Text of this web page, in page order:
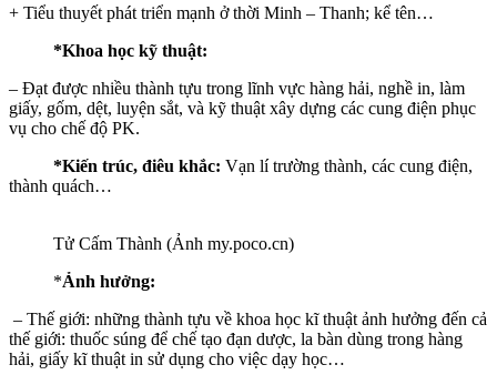
+ Tiểu thuyết phát triển mạnh ở thời Minh – Thanh; kể tên…
*Khoa học kỹ thuật:
– Đạt được nhiều thành tựu trong lĩnh vực hàng hải, nghề in, làm
giấy, gốm, dệt, luyện sắt, và kỹ thuật xây dựng các cung điện phục
vụ cho chế độ PK.
*Kiến trúc, điêu khắc: Vạn lí trường thành, các cung điện,
thành quách…
Tử Cấm Thành (Ảnh my.poco.cn)
*Ảnh hưởng:
– Thế giới: những thành tựu về khoa học kĩ thuật ảnh hưởng đến cả
thế giới: thuốc súng để chế tạo đạn dược, la bàn dùng trong hàng
hải, giấy kĩ thuật in sử dụng cho việc dạy học…